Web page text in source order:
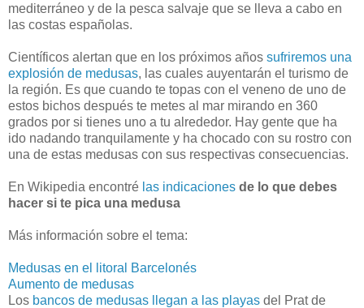
mediterráneo y de la pesca salvaje que se lleva a cabo en
las costas españolas.
Científicos alertan que en los próximos años sufriremos una
explosión de medusas, las cuales auyentarán el turismo de
la región. Es que cuando te topas con el veneno de uno de
estos bichos después te metes al mar mirando en 360
grados por si tienes uno a tu alrededor. Hay gente que ha
ido nadando tranquilamente y ha chocado con su rostro con
una de estas medusas con sus respectivas consecuencias.
En Wikipedia encontré las indicaciones de lo que debes
hacer si te pica una medusa
Más información sobre el tema:
Medusas en el litoral Barcelonés
Aumento de medusas
Los bancos de medusas llegan a las playas del Prat de